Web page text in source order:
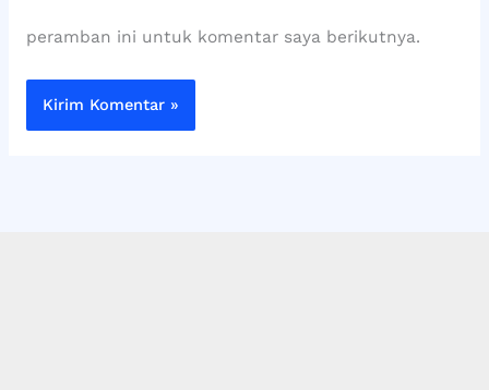
peramban ini untuk komentar saya berikutnya.